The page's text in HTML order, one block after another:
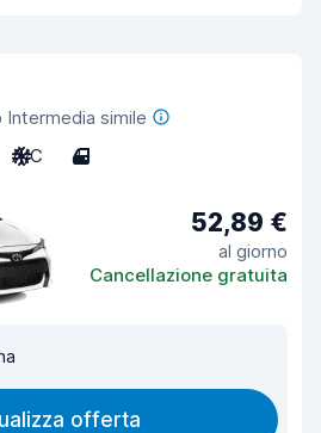
Intermedia simile
A/C 4
52,89 €
al giorno
Cancellazione gratuita
offerta